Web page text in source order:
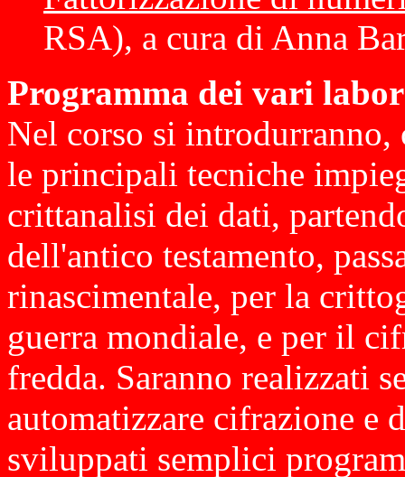
RSA), a cura di Anna
Programma dei vari
Nel corso si introdurranno,
le principali tecniche
crittanalisi dei dati,
dell'antico testamento,
rinascimentale, per la
guerra mondiale, e per il
fredda. Saranno realizzati
automatizzare cifrazione e
sviluppati semplici